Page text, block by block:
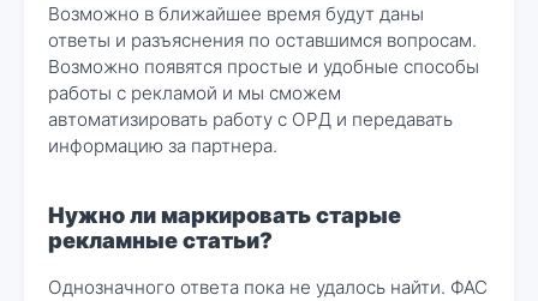
Возможно в ближайшее время будут даны
ответы и разъяснения по оставшимся вопросам.
Возможно появятся простые и удобные способы
работы с рекламой и мы сможем
автоматизировать работу с ОРД и передавать
информацию за партнера.
Нужно ли маркировать старые
рекламные статьи?
Однозначного ответа пока не удалось найти. ФАС